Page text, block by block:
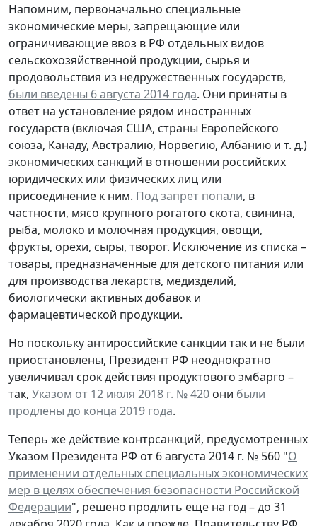
Напомним, первоначально специальные
экономические меры, запрещающие или
ограничивающие ввоз в РФ отдельных видов
сельскохозяйственной продукции, сырья и
продовольствия из недружественных государств,
были введены 6 августа 2014 года. Они приняты в
ответ на установление рядом иностранных
государств (включая США, страны Европейского
союза, Канаду, Австралию, Норвегию, Албанию и т. д.)
экономических санкций в отношении российских
юридических или физических лиц или
присоединение к ним. Под запрет попали, в
частности, мясо крупного рогатого скота, свинина,
рыба, молоко и молочная продукция, овощи,
фрукты, орехи, сыры, творог. Исключение из списка –
товары, предназначенные для детского питания или
для производства лекарств, медизделий,
биологически активных добавок и
фармацевтической продукции.
Но поскольку антироссийские санкции так и не были
приостановлены, Президент РФ неоднократно
увеличивал срок действия продуктового эмбарго –
так, Указом от 12 июля 2018 г. № 420 они были
продлены до конца 2019 года.
Теперь же действие контрсанкций, предусмотренных
Указом Президента РФ от 6 августа 2014 г. № 560 "О
применении отдельных специальных экономических
мер в целях обеспечения безопасности Российской
Федерации", решено продлить еще на год – до 31